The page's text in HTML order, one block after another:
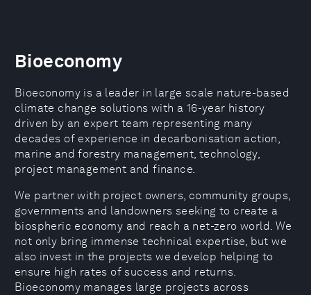
Bioeconomy
Bioeconomy is a leader in large scale nature-based
climate change solutions with a 16-year history
driven by an expert team representing many
decades of experience in decarbonisation action,
marine and forestry management, technology,
project management and finance.
​​We partner with project owners, community groups,
governments and landowners seeking to create a
biospheric economy and reach a net-zero world. We
not only bring immense technical expertise, but we
also invest in the projects we develop helping to
ensure high rates of success and returns.
Bioeconomy manages large projects across